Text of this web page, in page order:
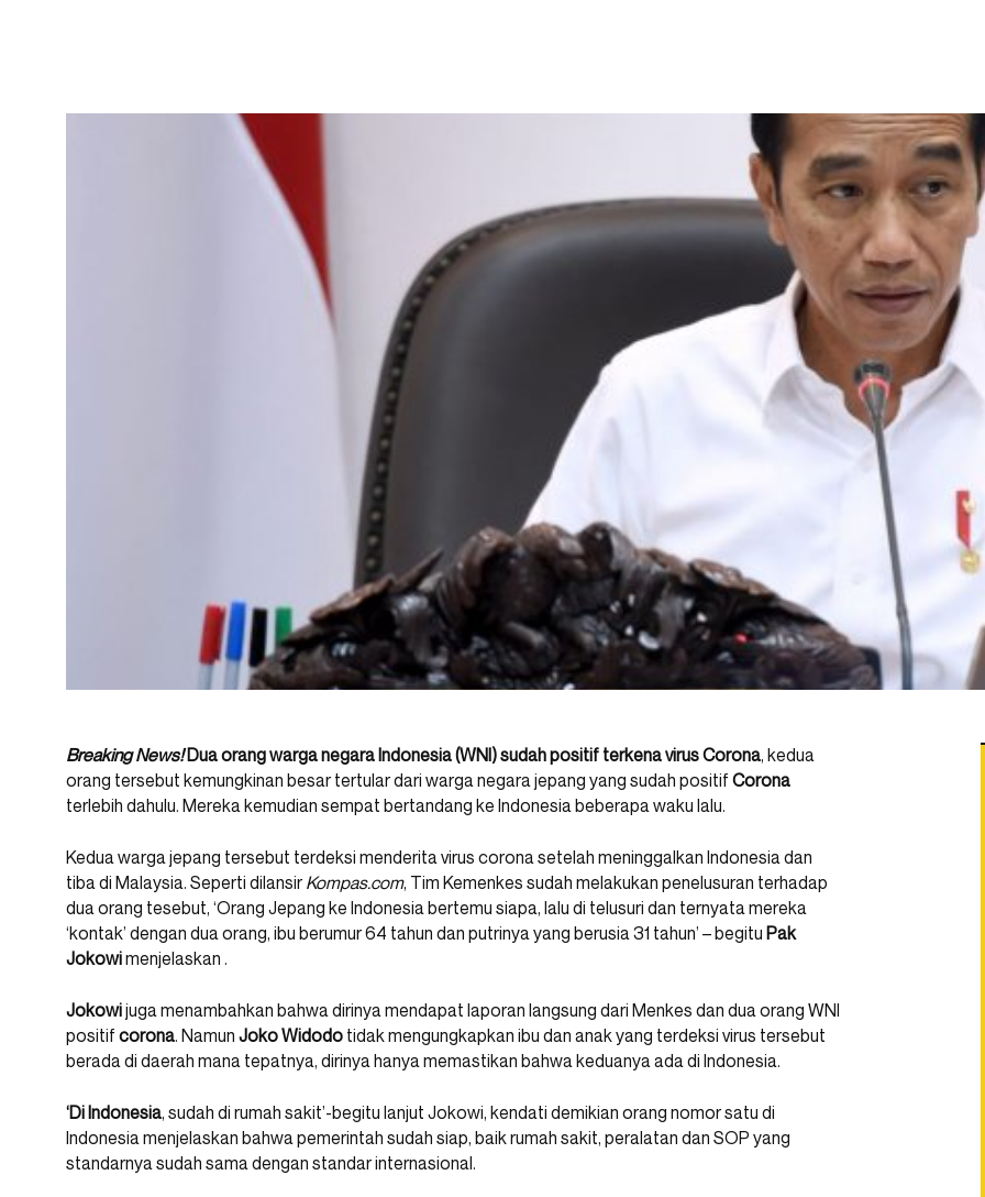
Breaking News! Dua orang warga negara Indonesia (WNI) sudah positif terkena virus Corona, kedua
orang tersebut kemungkinan besar tertular dari warga negara jepang yang sudah positif Corona
terlebih dahulu. Mereka kemudian sempat bertandang ke Indonesia beberapa waku lalu.
Kedua warga jepang tersebut terdeksi menderita virus corona setelah meninggalkan Indonesia dan
tiba di Malaysia. Seperti dilansir Kompas.com, Tim Kemenkes sudah melakukan penelusuran terhadap
dua orang tesebut, ‘Orang Jepang ke Indonesia bertemu siapa, lalu di telusuri dan ternyata mereka
‘kontak’ dengan dua orang, ibu berumur 64 tahun dan putrinya yang berusia 31 tahun’ – begitu Pak
Jokowimenjelaskan .
Jokowijuga menambahkan bahwa dirinya mendapat laporan langsung dari Menkes dan dua orang WNI
positif corona. Namun JokoWidodo tidak mengungkapkan ibu dan anak yang terdeksi virus tersebut
berada di daerah mana tepatnya, dirinya hanya memastikan bahwa keduanya ada di Indonesia.
‘Di Indonesia, sudah di rumah sakit’-begitu lanjut Jokowi, kendati demikian orang nomor satu di
Indonesia menjelaskan bahwa pemerintah sudah siap, baik rumah sakit, peralatan dan SOP yang
standarnya sudah sama dengan standar internasional.